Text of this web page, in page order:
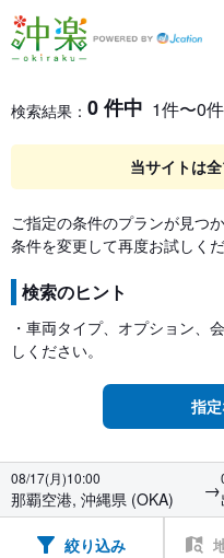
レンタカー検索・比較
レンタカー検索結果
検索結果： 0 件中 1件〜0
当サイトは
ご指定の条件のプランが見つ
条件を変更して再度お試しくだ
検索のヒント
・車両タイプ、オプション、
しください。
指
08/17(月)10:00
那覇空港, 沖縄県 (OKA) →
絞り込み